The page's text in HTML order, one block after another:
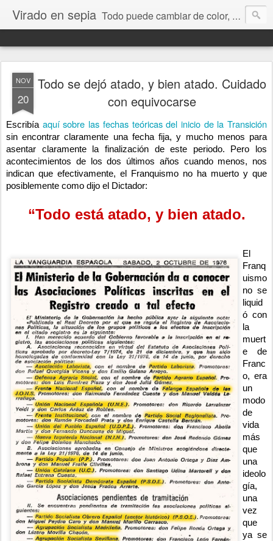
Virado en sepia Todo puede cambiar de color, depende de nosotros y de nuestra capacidad para aprender a mirar. Hablamos de sociedad, economía, empresa, política, RRHH, formación. De Historia reciente, de educación y de temas sociales.
NOV
20
Todo se dejó atado, y bien atado. Cuidado
con equivocarse
Escribía aquí sobre las fechas teóricas del inicio de la Transición
sin encontrar claramente una fecha fija, y mucho menos para
asentar claramente la finalización de este periodo. Pero los
acontecimientos de los dos últimos años cuando menos, nos
indican que efectivamente, el Franquismo no ha muerto y que
posiblemente como dijo el Dictador:
“Todo está atado, y bien atado.
El
Franq
uismo
no se
liquid
ó con
la
muert
e de
Franc
o, era
un
modo
de
vida
más
que
una
ideolo
gía,
una
vez
que
ya se